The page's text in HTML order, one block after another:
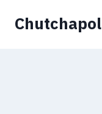
Chutchapol